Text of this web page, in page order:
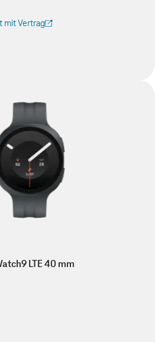
mit Vertrag
neuen Tab geöffnet)
LTE 40 mm